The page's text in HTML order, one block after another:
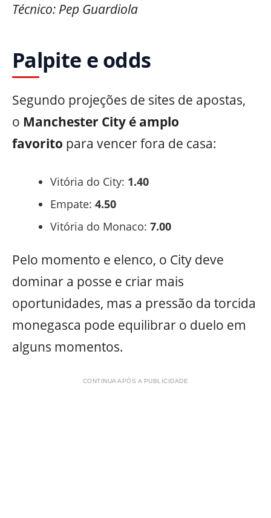
Técnico: Pep Guardiola
Palpite e odds
Segundo projeções de sites de apostas,
o Manchester City é amplo
favorito para vencer fora de casa:
Vitória do City: 1.40
Empate: 4.50
Vitória do Monaco: 7.00
Pelo momento e elenco, o City deve
dominar a posse e criar mais
oportunidades, mas a pressão da torcida
monegasca pode equilibrar o duelo em
alguns momentos.
CONTINUA APÓS A PUBLICIDADE